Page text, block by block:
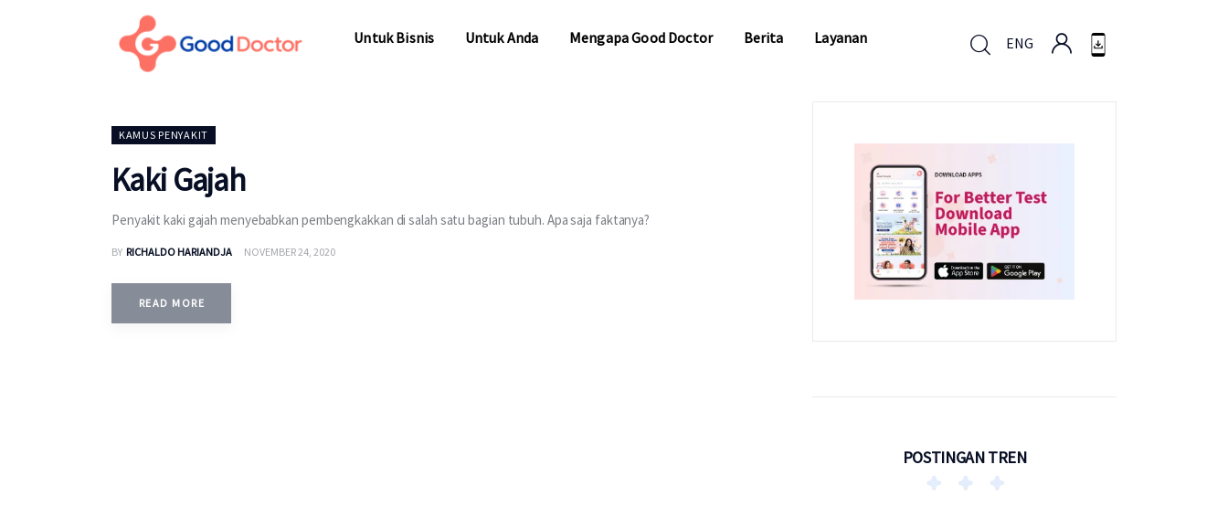
Untuk Bisnis Untuk Anda Mengapa Good Doctor Berita Layanan ENG
KAMUS PENYAKIT
Kaki Gajah
Penyakit kaki gajah menyebabkan pembengkakkan di salah satu bagian tubuh. Apa saja faktanya?
BY RICHALDO HARIANDJA NOVEMBER 24, 2020
READ MORE
POSTINGAN TREN